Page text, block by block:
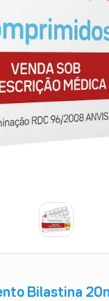
Bilastina